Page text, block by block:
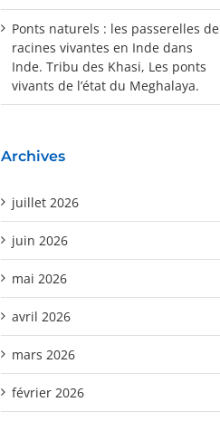
Ponts naturels : les passerelles de
racines vivantes en Inde dans
Inde. Tribu des Khasi, Les ponts
vivants de l’état du Meghalaya.
Archives
juillet 2026
juin 2026
mai 2026
avril 2026
mars 2026
février 2026